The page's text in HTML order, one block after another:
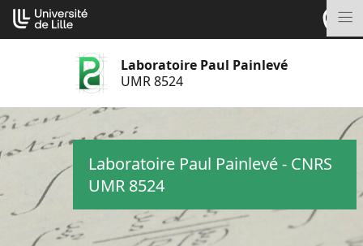
Aller
au
contenu
Laboratoire Paul Painlevé
UMR 8524
Laboratoire Paul Painlevé - CNRS
UMR 8524
Cookies management panel